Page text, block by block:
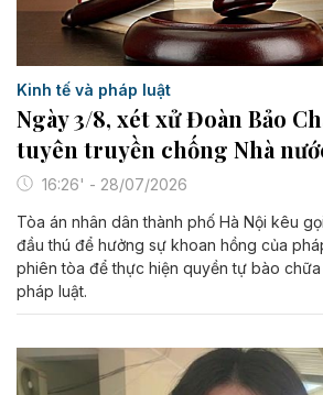
Kinh tế và pháp luật
Ngày 3/8, xét xử Đoàn Bảo
tuyên truyền chống Nhà
16:26' - 28/07/2026
Tòa án nhân dân thành phố Hà Nội kêu
đầu thú để hưởng sự khoan hồng của
phiên tòa để thực hiện quyền tự bào
pháp luật.